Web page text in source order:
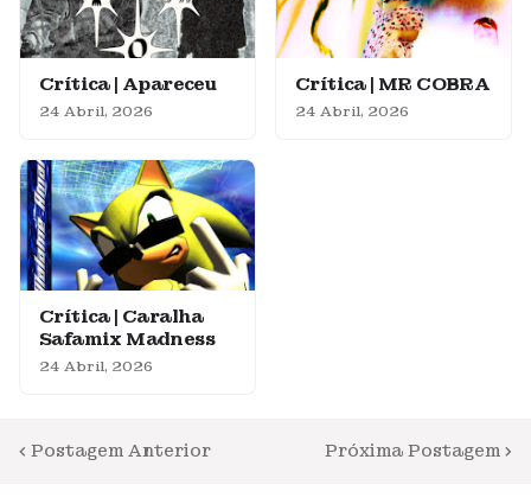
Crítica | Apareceu
24 Abril, 2026
Crítica | MR COBRA
24 Abril, 2026
Crítica | Caralha
Safamix Madness
24 Abril, 2026
Postagem Anterior Próxima Postagem